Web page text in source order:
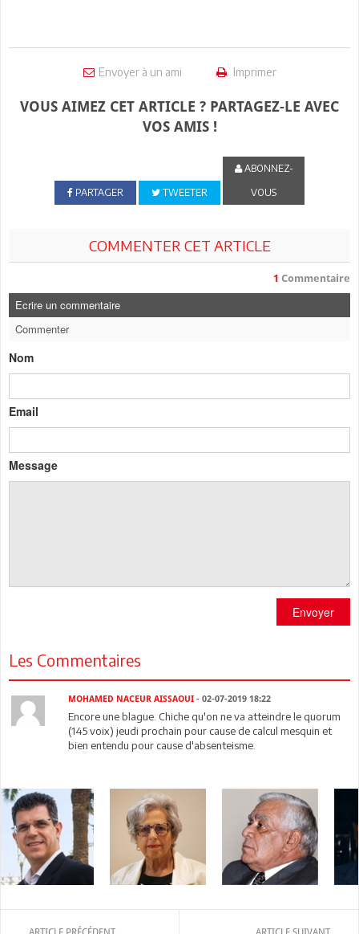
Envoyer à un ami Imprimer
VOUS AIMEZ CET ARTICLE ? PARTAGEZ-LE AVEC
VOS AMIS !
PARTAGER TWEETER
ABONNEZ-
VOUS
COMMENTER CET ARTICLE
1 Commentaire
Ecrire un commentaire
Commenter
Nom
Email
Message
Envoyer
Les Commentaires
MOHAMED NACEUR AISSAOUI - 02-07-2019 18:22
Encore une blague. Chiche qu'on ne va atteindre le quorum
(145 voix) jeudi prochain pour cause de calcul mesquin et
bien entendu pour cause d'absenteisme.